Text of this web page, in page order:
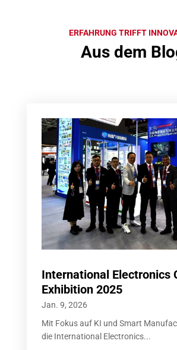
ERFAHRUNG TRIFFT
Aus dem
International Electronics
Exhibition 2025
Jan. 9, 2026
Mit Fokus auf KI und Smart
die International Electronics...